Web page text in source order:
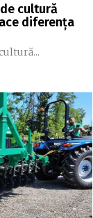
cultură
diferența